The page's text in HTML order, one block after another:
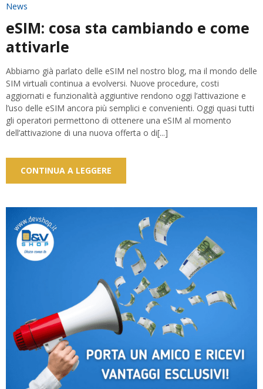
News
eSIM: cosa sta cambiando e come
attivarle
Abbiamo già parlato delle eSIM nel nostro blog, ma il mondo delle
SIM virtuali continua a evolversi. Nuove procedure, costi
aggiornati e funzionalità aggiuntive rendono oggi l’attivazione e
l’uso delle eSIM ancora più semplici e convenienti. Oggi quasi tutti
gli operatori permettono di ottenere una eSIM al momento
dell’attivazione di una nuova offerta o di[...]
CONTINUA A LEGGERE